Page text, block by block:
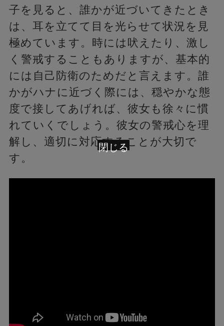
子を見ると、誰かが近づいてきたとき
は、耳を立てて目を光らせて状況を見
極めています。時には吠えたり、激し
く警戒することもありますが、基本的
には自己防衛のためだと言えます。誰
かがハナに近づく際には、穏やかな態
度で接してあげれば、彼女も徐々に慣
れていくでしょう。彼女の警戒心を理
解し、適切に対応することが大切で
す。
閉じる